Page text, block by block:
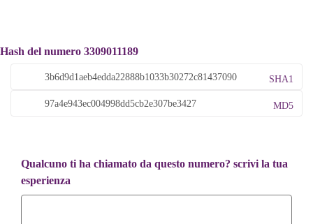
Hash del numero 3309011189
SHA1
MD5
Qualcuno ti ha chiamato da questo numero? scrivi la tua
esperienza